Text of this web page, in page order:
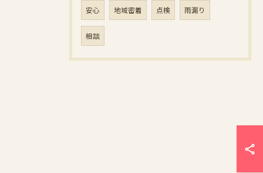
安心 地域密着 点検 雨漏り
相談